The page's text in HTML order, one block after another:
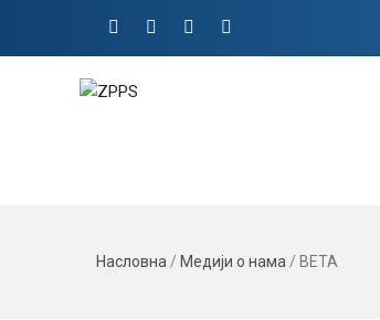
Насловна / Медији о нама / BETA